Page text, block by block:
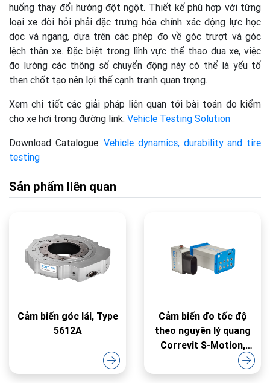
huống thay đổi hướng đột ngột. Thiết kế phù hợp với từng
loại xe đòi hỏi phải đặc trưng hóa chính xác động lực học
dọc và ngang, dựa trên các phép đo về góc trượt và góc
lệch thân xe. Đặc biệt trong lĩnh vực thể thao đua xe, việc
đo lường các thông số chuyển động này có thể là yếu tố
then chốt tạo nên lợi thế cạnh tranh quan trọng.
Xem chi tiết các giải pháp liên quan tới bài toán đo kiểm
cho xe hơi trong đường link: Vehicle Testing Solution
Download Catalogue:Vehicle dynamics, durability and tire
testing
Sản phẩm liên quan
Cảm biến góc lái, Type
5612A
Cảm biến đo tốc độ
theo nguyên lý quang
Correvit S-Motion,